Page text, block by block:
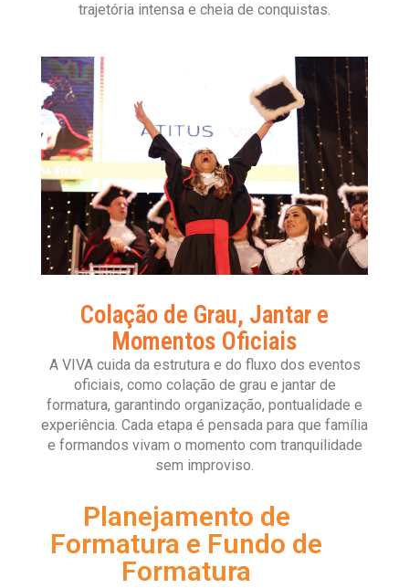
trajetória intensa e cheia de conquistas.
Colação de Grau, Jantar e
Momentos Oficiais
A VIVA cuida da estrutura e do fluxo dos eventos
oficiais, como colação de grau e jantar de
formatura, garantindo organização, pontualidade e
experiência. Cada etapa é pensada para que família
e formandos vivam o momento com tranquilidade
sem improviso.
Planejamento de
Formatura e Fundo de
Formatura